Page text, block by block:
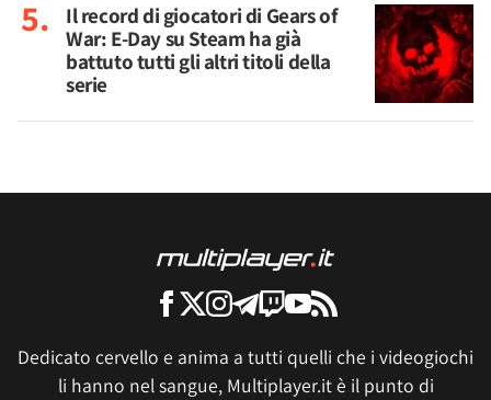
Il record di giocatori di Gears of
War: E-Day su Steam ha già
battuto tutti gli altri titoli della
serie
Dedicato cervello e anima a tutti quelli che i videogiochi
li hanno nel sangue, Multiplayer.it è il punto di